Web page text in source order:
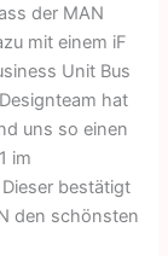
der MAN
mit einem iF
Unit Bus
hat
uns so einen
im
bestätigt
den schönsten